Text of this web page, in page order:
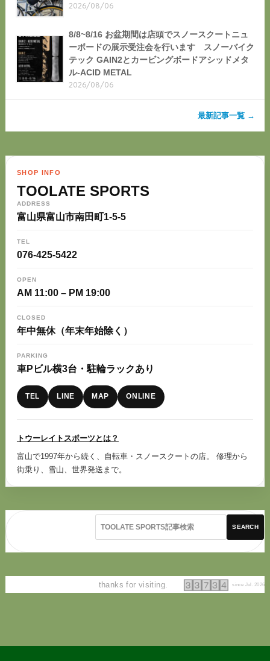
2026/08/06
8/8~8/16 お盆期間は店頭でスノースクートニュ
ーボードの展示受注会を行います スノーバイク
テック GAIN2とカービングボードアシッドメタ
ル-ACID METAL
2026/08/06
最新記事一覧 →
SHOP INFO
TOOLATE SPORTS
ADDRESS
富山県富山市南田町1-5-5
TEL
076-425-5422
OPEN
AM 11:00 – PM 19:00
CLOSED
年中無休（年末年始除く）
PARKING
車Pビル横3台・駐輪ラックあり
TEL LINE MAP ONLINE
トウーレイトスポーツとは？
富山で1997年から続く、自転車・スノースクートの店。 修理から
街乗り、雪山、世界発送まで。
SEARCH
thanks for visiting. since Jul. 2026